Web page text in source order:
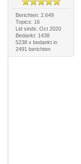
Berichten: 2.649
Topics: 16
Lid sinds: Oct 2020
Bedankt: 1438
5238 x bedankt in
2491 berichten